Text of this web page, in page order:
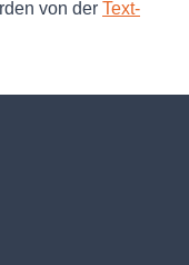
von der Text-